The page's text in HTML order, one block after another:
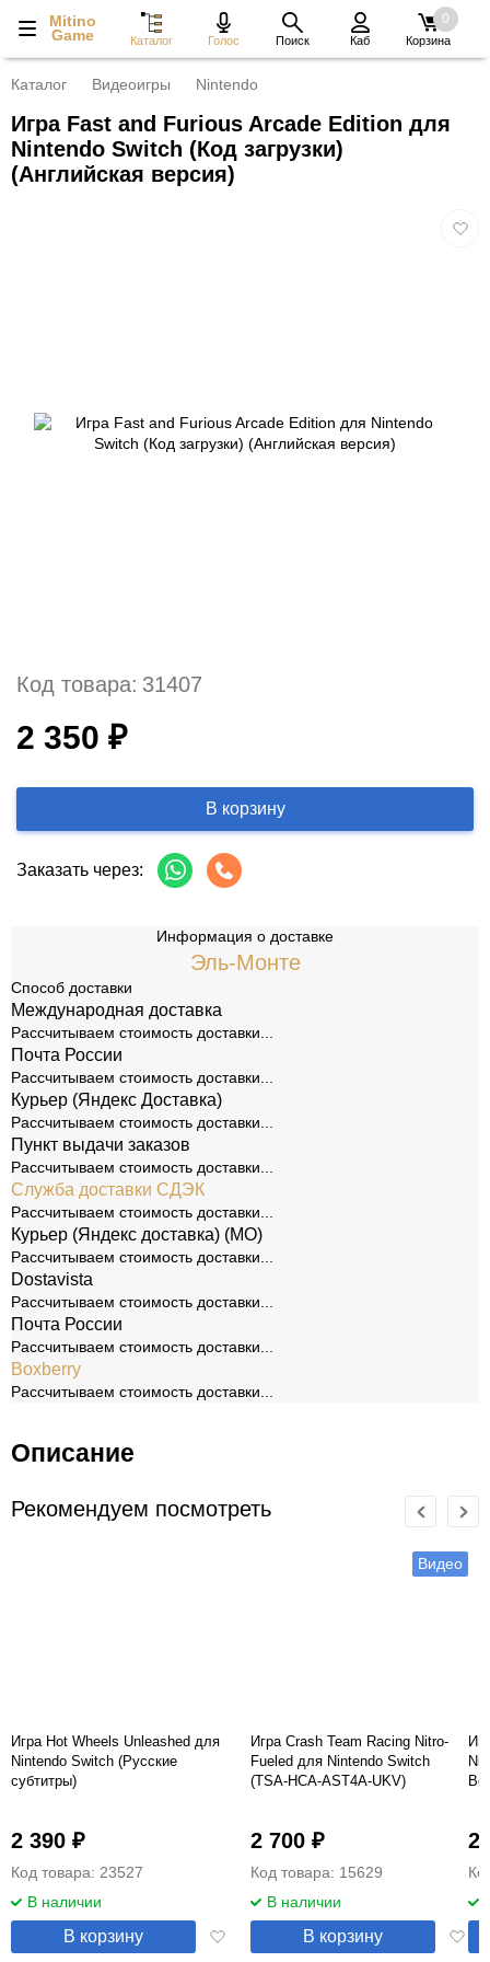
Mitino
Game
Каталог Голос Поиск Каб
0
Корзина
Каталог Видеоигры Nintendo
Игра Fast and Furious Arcade Edition для
Nintendo Switch (Код загрузки)
(Английская версия)
Код товара: 31407
2 350 ₽
В корзину
Заказать через:
Информация о доставке
Эль-Монте
Способ доставки
Международная доставка
Рассчитываем стоимость доставки...
Почта России
Рассчитываем стоимость доставки...
Курьер (Яндекс Доставка)
Рассчитываем стоимость доставки...
Пункт выдачи заказов
Рассчитываем стоимость доставки...
Служба доставки СДЭК
Рассчитываем стоимость доставки...
Курьер (Яндекс доставка) (МО)
Рассчитываем стоимость доставки...
Dostavista
Рассчитываем стоимость доставки...
Почта России
Рассчитываем стоимость доставки...
Boxberry
Рассчитываем стоимость доставки...
Описание
Рекомендуем посмотреть
Игра Hot Wheels Unleashed для
Nintendo Switch (Русские
субтитры)
2 390 ₽
Код товара: 23527
В наличии
Добавить
В корзину
Видео
Игра Crash Team Racing Nitro-
Fueled для Nintendo Switch
(TSA-HCA-AST4A-UKV)
2 700 ₽
Код товара: 15629
В наличии
В корзину
2